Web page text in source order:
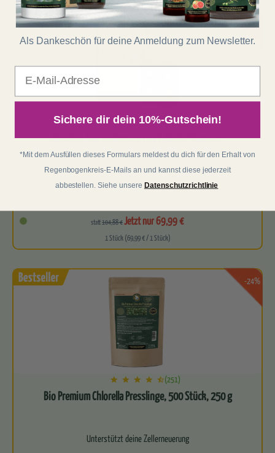
-33%
(11)
Abnehm-Set: Loslassen, mit E-Book "Vegane...
Ganzheitliches Set zur natürlichen Unterstützung von Stoffwechsel
und Fettverdauung
Enthält einen Doppelpack der bewährten…
statt104,88 €Jetzt nur 69,99 €
1 Stück (69,99 € / 1 Stück)
-24%
(251)
Bio Premium Chlorella Presslinge, 500 Stück, 250 g
Unterstützt deine Zellerneuerung
Als Dankeschön für deine Anmeldung zum Newsletter.
E-Mail
Sichere dir dein 10%-Gutschein!
*Mit dem Ausfüllen dieses Formulars meldest du dich für den Erhalt von
Regenbogenkreis-E-Mails an und kannst diese jederzeit
abbestellen. Siehe unsere Datenschutzrichtlinie